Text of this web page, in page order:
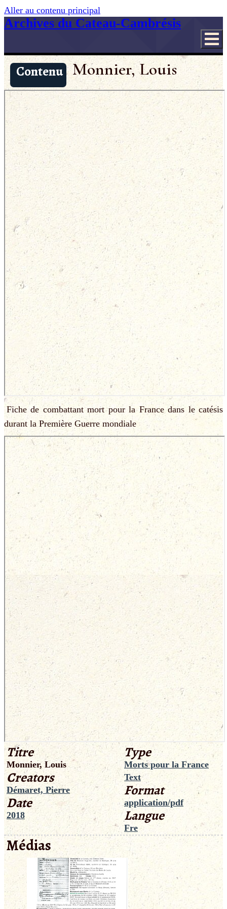
Aller au contenu principal
Archives du Cateau-Cambrésis
Contenu Monnier, Louis
Fiche de combattant mort pour la France dans le catésis
durant la Première Guerre mondiale
Titre
Monnier, Louis
Creators
Démaret, Pierre
Date
2018
Type
Morts pour la France
Text
Format
application/pdf
Langue
Fre
Médias